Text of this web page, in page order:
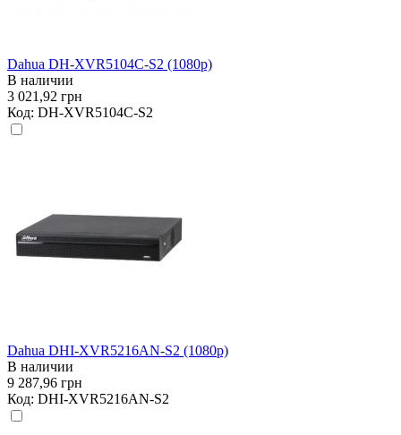
Dahua DH-XVR5104C-S2 (1080р)
В наличии
3 021,92 грн
Код: DH-XVR5104C-S2
Dahua DHI-XVR5216AN-S2 (1080p)
В наличии
9 287,96 грн
Код: DHI-XVR5216AN-S2